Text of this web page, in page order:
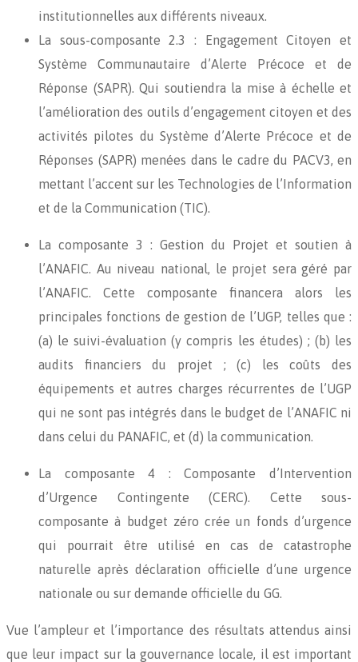
institutionnelles aux différents niveaux.
La sous-composante 2.3 : Engagement Citoyen et
Système Communautaire d’Alerte Précoce et de
Réponse (SAPR). Qui soutiendra la mise à échelle et
l’amélioration des outils d’engagement citoyen et des
activités pilotes du Système d’Alerte Précoce et de
Réponses (SAPR) menées dans le cadre du PACV3, en
mettant l’accent sur les Technologies de l’Information
et de la Communication (TIC).
La composante 3 : Gestion du Projet et soutien à
l’ANAFIC. Au niveau national, le projet sera géré par
l’ANAFIC. Cette composante financera alors les
principales fonctions de gestion de l’UGP, telles que :
(a) le suivi-évaluation (y compris les études) ; (b) les
audits financiers du projet ; (c) les coûts des
équipements et autres charges récurrentes de l’UGP
qui ne sont pas intégrés dans le budget de l’ANAFIC ni
dans celui du PANAFIC, et (d) la communication.
La composante 4 : Composante d’Intervention
d’Urgence Contingente (CERC). Cette sous-
composante à budget zéro crée un fonds d’urgence
qui pourrait être utilisé en cas de catastrophe
naturelle après déclaration officielle d’une urgence
nationale ou sur demande officielle du GG.
Vue l’ampleur et l’importance des résultats attendus ainsi
que leur impact sur la gouvernance locale, il est important